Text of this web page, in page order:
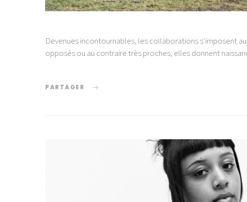
Devenues incontournables, les collaborations s’imposent
opposés ou au contraire très proches, elles donnent
PARTAGER